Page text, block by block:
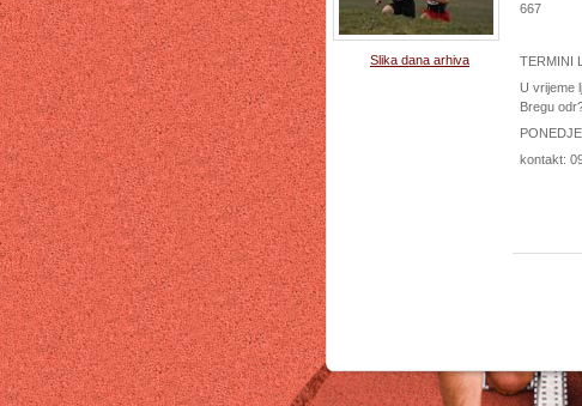
Slika dana arhiva
667
TERMINI
U vrijeme
Bregu
kontakt: